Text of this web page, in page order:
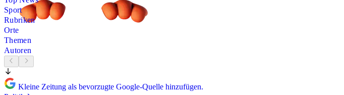
Sport
Rubriken
Orte
Themen
Autoren
Kleine Zeitung als bevorzugte Google-Quelle hinzufügen.